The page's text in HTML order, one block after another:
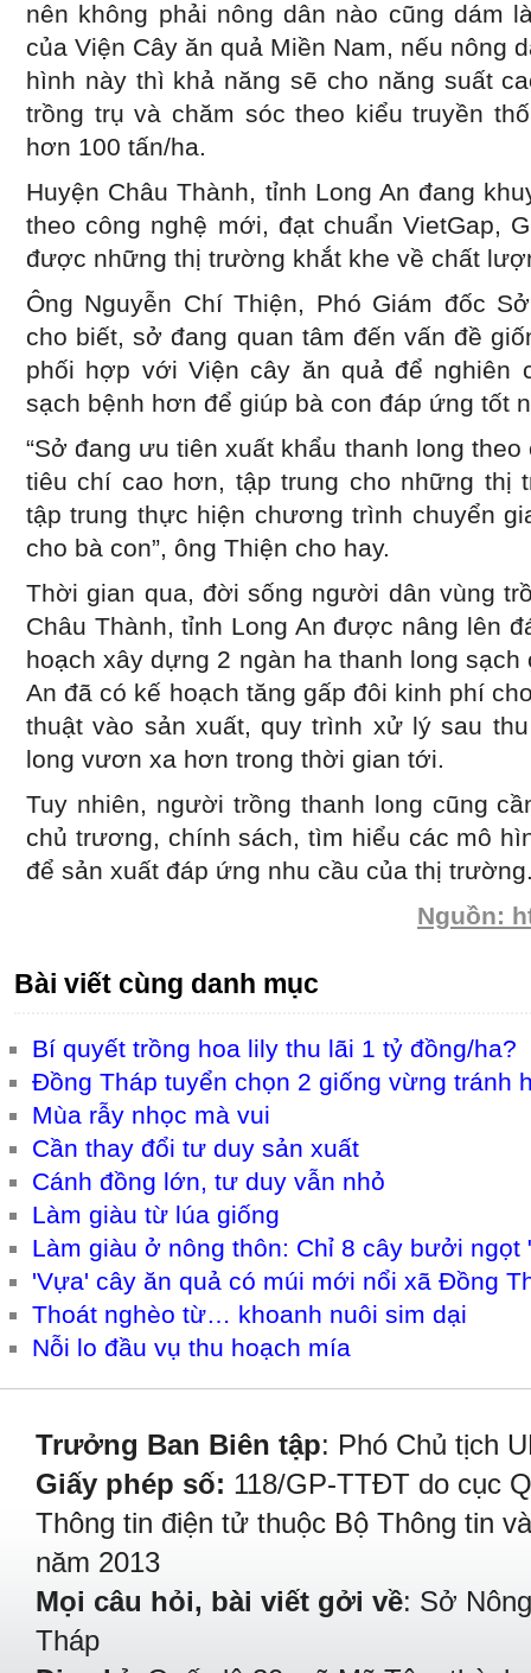
nên không phải nông dân nào cũng dám
của Viện Cây ăn quả Miền Nam, nếu nông
hình này thì khả năng sẽ cho năng suất
trồng trụ và chăm sóc theo kiểu truyền
hơn 100 tấn/ha.
Huyện Châu Thành, tỉnh Long An đang
theo công nghệ mới, đạt chuẩn VietGap,
được những thị trường khắt khe về chất
Ông Nguyễn Chí Thiện, Phó Giám đốc
cho biết, sở đang quan tâm đến vấn đề
phối hợp với Viện cây ăn quả để nghiên
sạch bệnh hơn để giúp bà con đáp ứng tốt
“Sở đang ưu tiên xuất khẩu thanh long
tiêu chí cao hơn, tập trung cho những thị
tập trung thực hiện chương trình chuyển
cho bà con”, ông Thiện cho hay.
Thời gian qua, đời sống người dân vùng
Châu Thành, tỉnh Long An được nâng lên
hoạch xây dựng 2 ngàn ha thanh long
An đã có kế hoạch tăng gấp đôi kinh phí
thuật vào sản xuất, quy trình xử lý sau
long vươn xa hơn trong thời gian tới.
Tuy nhiên, người trồng thanh long cũng
chủ trương, chính sách, tìm hiểu các mô
để sản xuất đáp ứng nhu cầu của thị
Nguồn:
Bài viết cùng danh mục
Bí quyết trồng hoa lily thu lãi 1 tỷ đồng/ha?
Đồng Tháp tuyển chọn 2 giống vừng tránh
Mùa rẫy nhọc mà vui
Cần thay đổi tư duy sản xuất
Cánh đồng lớn, tư duy vẫn nhỏ
Làm giàu từ lúa giống
Làm giàu ở nông thôn: Chỉ 8 cây bưởi ngọt
'Vựa' cây ăn quả có múi mới nổi xã Đồng
Thoát nghèo từ… khoanh nuôi sim dại
Nỗi lo đầu vụ thu hoạch mía
Trưởng Ban Biên tập: Phó Chủ tịch
Giấy phép số: 118/GP-TTĐT do cục
Thông tin điện tử thuộc Bộ Thông tin
năm 2013
Mọi câu hỏi, bài viết gởi về: Sở
Tháp